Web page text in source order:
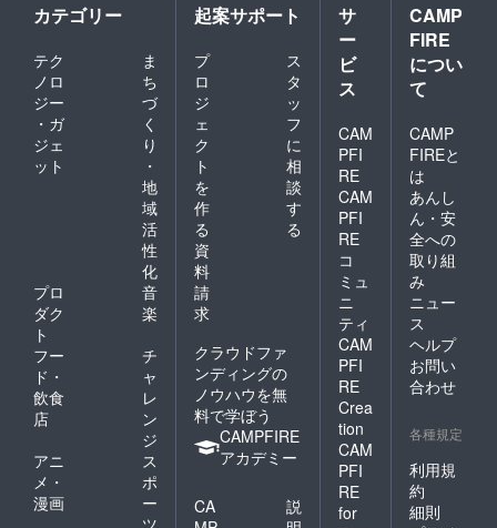
カテゴリー
テク
ノロ
ジー
・ガ
ジェ
ット
ま
ち
づ
く
り
・
地
域
活
性
化
プロ
ダク
ト
音
楽
フー
ド・
飲食
店
チ
ャ
レ
ン
ジ
アニ
メ・
漫画
ス
ポ
ー
ツ
起案サポート
プ
ロ
ジ
ェ
ク
ト
を
作
る
ス
タ
ッ
フ
に
相
談
す
る
資
料
請
求
クラウドファ
ンディングの
ノウハウを無
料で学ぼう
CAMPFIRE
アカデミー
CA
説
サ
ー
ビ
ス
CAM
PFI
RE
CAM
PFI
RE
コ
ミュ
ニ
ティ
CAM
PFI
RE
Crea
tion
CAM
PFI
RE
for
CAMP
FIRE
につい
て
CAMP
FIREと
は
あんし
ん・安
全への
取り組
み
ニュー
ス
ヘルプ
お問い
合わせ
各種規定
利用規
約
細則